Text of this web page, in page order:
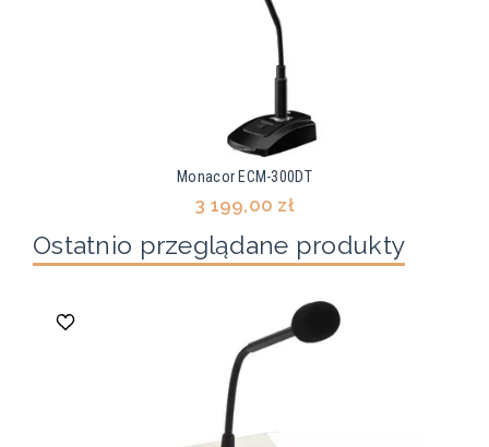
Monacor ECM-300DT
3 199,00 zł
Ostatnio przeglądane produkty